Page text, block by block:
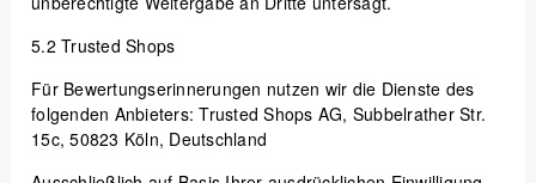
5.2 Trusted Shops
Für Bewertungserinnerungen nutzen wir die Dienste des
folgenden Anbieters: Trusted Shops AG, Subbelrather Str.
15c, 50823 Köln, Deutschland